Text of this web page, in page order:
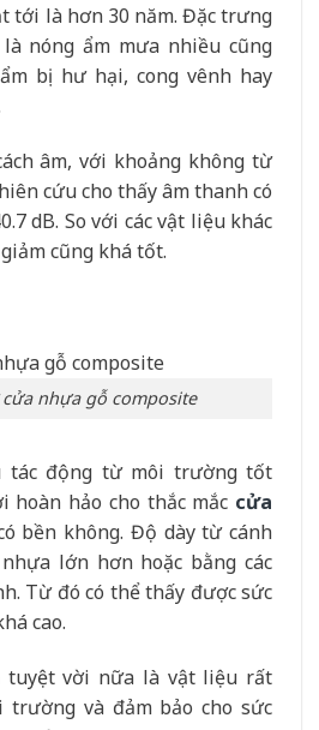
tới là hơn 30 năm. Đặc trưng
nóng ẩm mưa nhiều cũng
bị hư hại, cong vênh hay
âm, với khoảng không từ
cứu cho thấy âm thanh có
dB. So với các vật liệu khác
cũng khá tốt.
nhựa gỗ composite
tác động từ môi trường tốt
hoàn hảo cho thắc mắc cửa
bền không. Độ dày từ cánh
lớn hơn hoặc bằng các
Từ đó có thể thấy được sức
cao.
tuyệt vời nữa là vật liệu rất
và đảm bảo cho sức